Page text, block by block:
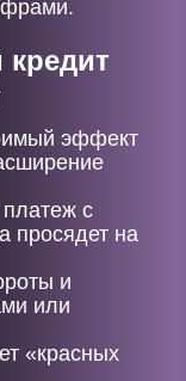
эффект
с
просядет на
и
или
«красных